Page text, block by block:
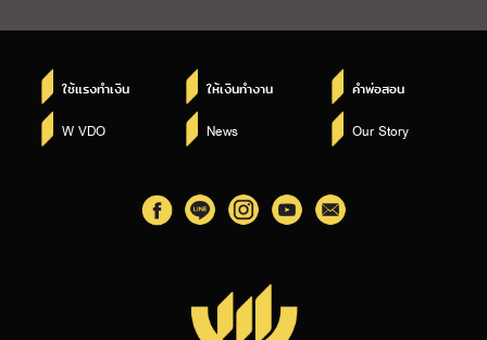
ใช้แรงทำเงิน ให้เงินทำงาน คำพ่อสอน
W VDO News Our Story